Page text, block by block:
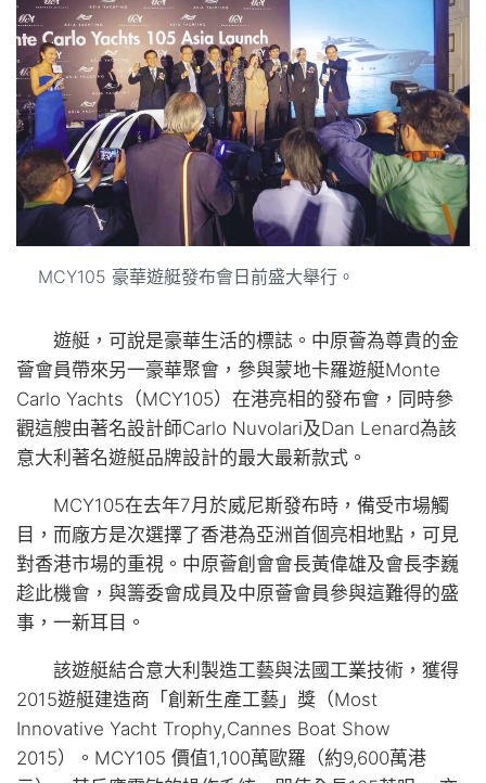
MCY105 豪華遊艇發布會日前盛大舉行。
遊艇，可說是豪華生活的標誌。中原薈為尊貴的金
薈會員帶來另一豪華聚會，參與蒙地卡羅遊艇Monte
Carlo Yachts（MCY105）在港亮相的發布會，同時參
觀這艘由著名設計師Carlo Nuvolari及Dan Lenard為該
意大利著名遊艇品牌設計的最大最新款式。
MCY105在去年7月於威尼斯發布時，備受市場觸
目，而廠方是次選擇了香港為亞洲首個亮相地點，可見
對香港市場的重視。中原薈創會會長黃偉雄及會長李巍
趁此機會，與籌委會成員及中原薈會員參與這難得的盛
事，一新耳目。
該遊艇結合意大利製造工藝與法國工業技術，獲得
2015遊艇建造商「創新生產工藝」獎（Most
Innovative Yacht Trophy,Cannes Boat Show
2015）。MCY105 價值1,100萬歐羅（約9,600萬港